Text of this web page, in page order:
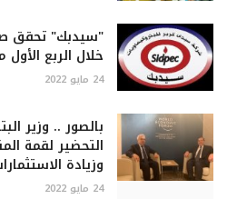
خلال الربع
24 مايو 2022
بالصور .. وزير
التحضير لقمة
وزيادة
24 مايو 2022